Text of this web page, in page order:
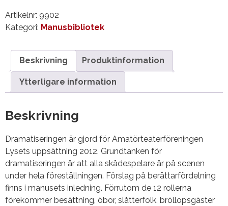
Artikelnr: 9902
Kategori: Manusbibliotek
Beskrivning Produktinformation
Ytterligare information
Beskrivning
Dramatiseringen är gjord för Amatörteaterföreningen
Lysets uppsättning 2012. Grundtanken för
dramatiseringen är att alla skådespelare är på scenen
under hela föreställningen. Förslag på berättarfördelning
finns i manusets inledning. Förrutom de 12 rollerna
förekommer besättning, öbor, slåtterfolk, bröllopsgäster